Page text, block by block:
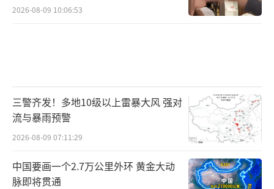
2026-08-09 10:06:53
三警齐发！多地10级以上雷暴大风 强对
流与暴雨预警
2026-08-09 07:11:29
中国要画一个2.7万公里外环 黄金大动
脉即将贯通